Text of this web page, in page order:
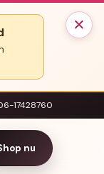
×
17428760
nu